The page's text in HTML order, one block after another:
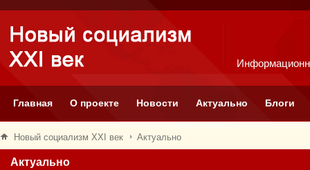
Главная О проекте Новости Актуально Блоги
Новый социализм XXI век Актуально
Актуально